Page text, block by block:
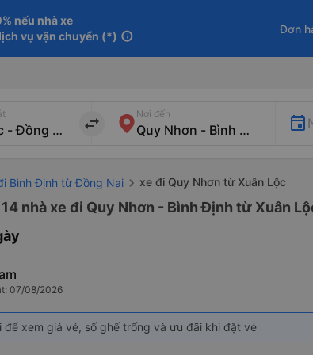
nếu nhà xe
vụ vận chuyển (*) info
Đơn
import_export
Nơi đến
Bình Định từ Đồng Nai xe đi Quy Nhơn từ Xuân Lộc
nhà xe đi Quy Nhơn - Bình Định từ Xuân
07/08/2026
để xem giá vé, số ghế trống và ưu đãi khi đặt vé